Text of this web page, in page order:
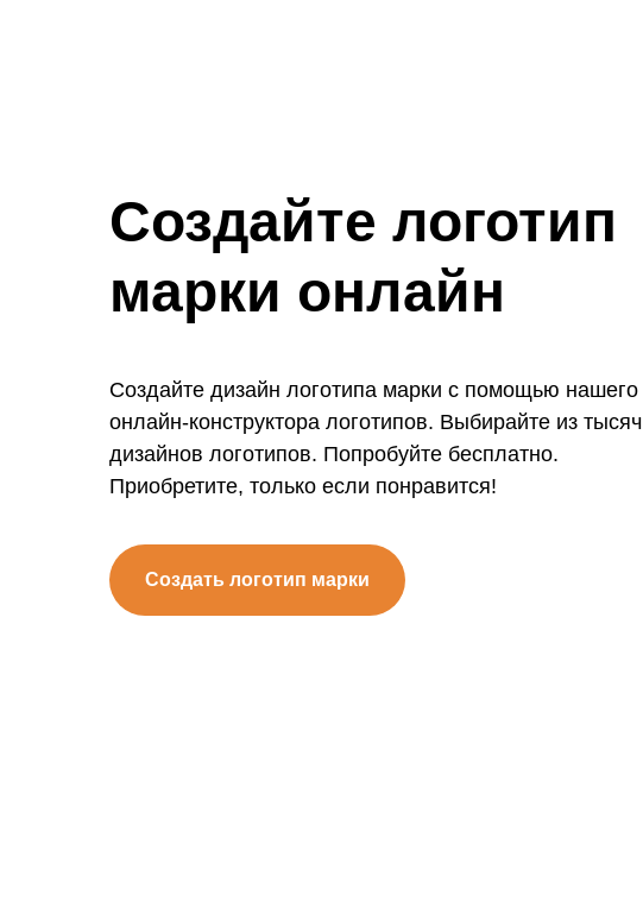
Создайте логотип
марки онлайн
Создайте дизайн логотипа марки с помощью нашего
онлайн-конструктора логотипов. Выбирайте из тысяч
дизайнов логотипов. Попробуйте бесплатно.
Приобретите, только если понравится!
Создать логотип марки